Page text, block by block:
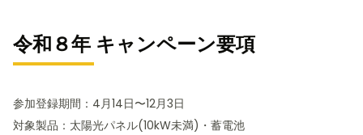
令和８年 キャンペーン要項
参加登録期間：4月14日〜12月3日
対象製品：太陽光パネル(10kW未満)・蓄電池